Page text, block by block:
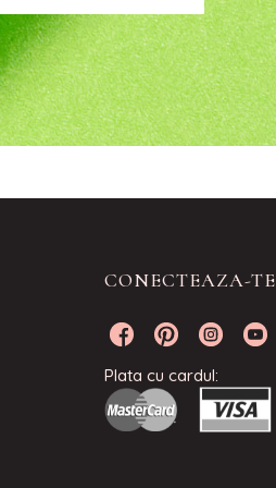
CONECTEAZA-TE
Plata cu cardul: